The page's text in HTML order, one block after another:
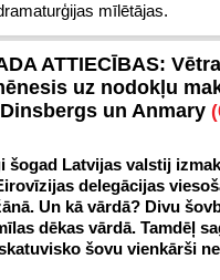
mīlētājas.
ATTIECĪBAS:
uz nodokļu
un Anmary
šogad Latvijas valstij
delegācijas
Un kā vārdā? Divu
dēkas vārdā. Tamdēļ
šovu vienkārši